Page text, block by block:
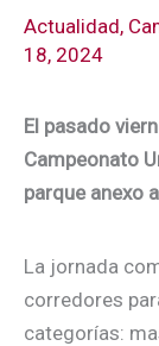
Actualidad,
18, 2024
El pasado
Campeonato
parque anexo
La jornada
corredores
categorías: